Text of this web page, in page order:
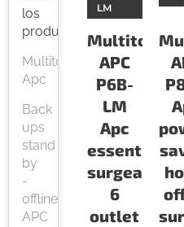
los
productos
Multitomas
Apc
Back
ups
stand
by
-
offline
APC
Multitomas
APC
P6B-
LM
Apc
essential
surgearrest
6
outlet
LM